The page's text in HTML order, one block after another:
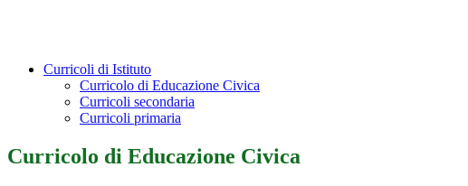
Curricoli di Istituto
Curricolo di Educazione Civica
Curricoli secondaria
Curricoli primaria
Curricolo di Educazione Civica